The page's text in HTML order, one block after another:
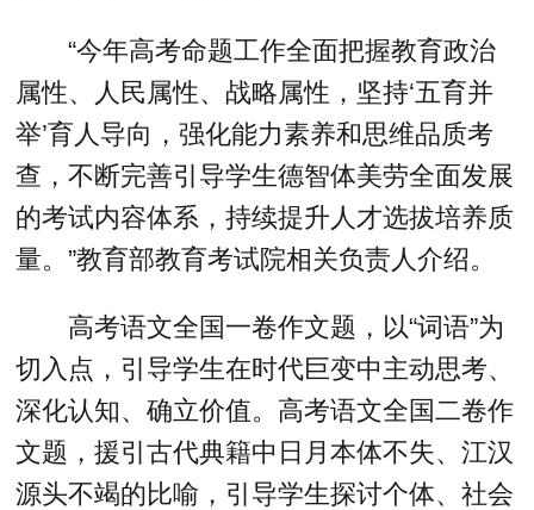
“今年高考命题工作全面把握教育政治
属性、人民属性、战略属性，坚持‘五育并
举’育人导向，强化能力素养和思维品质考
查，不断完善引导学生德智体美劳全面发展
的考试内容体系，持续提升人才选拔培养质
量。”教育部教育考试院相关负责人介绍。
高考语文全国一卷作文题，以“词语”为
切入点，引导学生在时代巨变中主动思考、
深化认知、确立价值。高考语文全国二卷作
文题，援引古代典籍中日月本体不失、江汉
源头不竭的比喻，引导学生探讨个体、社会